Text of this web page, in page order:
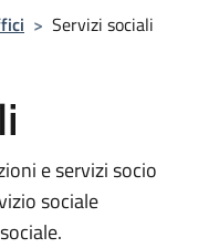
> Servizi sociali
e servizi socio
sociale